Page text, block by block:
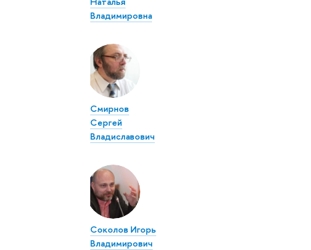
Владимировна
Смирнов
Сергей
Владиславович
Соколов Игорь
Владимирович